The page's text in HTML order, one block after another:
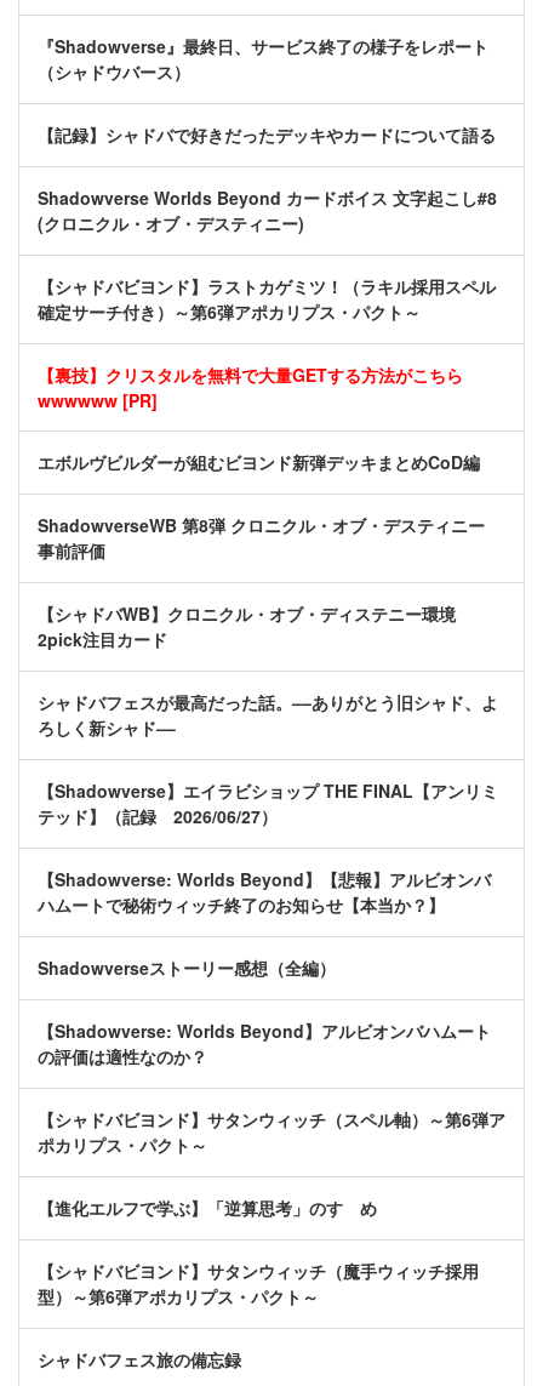
『Shadowverse』最終日、サービス終了の様子をレポート
（シャドウバース）
【記録】シャドバで好きだったデッキやカードについて語る
Shadowverse Worlds Beyond カードボイス 文字起こし#8
(クロニクル・オブ・デスティニー)
【シャドバビヨンド】ラストカゲミツ！（ラキル採用スペル
確定サーチ付き）～第6弾アポカリプス・パクト～
【裏技】クリスタルを無料で大量GETする方法がこちら
wwwwww [PR]
エボルヴビルダーが組むビヨンド新弾デッキまとめCoD編
ShadowverseWB 第8弾 クロニクル・オブ・デスティニー
事前評価
【シャドバWB】クロニクル・オブ・ディステニー環境
2pick注目カード
シャドバフェスが最高だった話。––ありがとう旧シャド、よ
ろしく新シャド––
【Shadowverse】エイラビショップ THE FINAL【アンリミ
テッド】（記録 2026/06/27）
【Shadowverse: Worlds Beyond】【悲報】アルビオンバ
ハムートで秘術ウィッチ終了のお知らせ【本当か？】
Shadowverseストーリー感想（全編）
【Shadowverse: Worlds Beyond】アルビオンバハムート
の評価は適性なのか？
【シャドバビヨンド】サタンウィッチ（スペル軸）～第6弾ア
ポカリプス・パクト～
【進化エルフで学ぶ】「逆算思考」のすゝめ
【シャドバビヨンド】サタンウィッチ（魔手ウィッチ採用
型）～第6弾アポカリプス・パクト～
シャドバフェス旅の備忘録